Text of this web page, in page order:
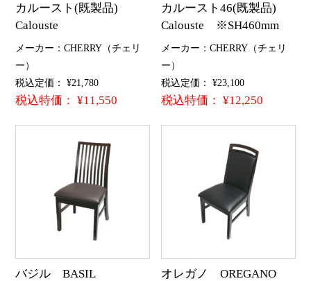
カルースト(既製品)
Calouste
メーカー：CHERRY（チェリ
ー）
税込定価： ¥21,780
税込特価： ¥11,550
カルースト46(既製品)
Calouste ※SH460mm
メーカー：CHERRY（チェリ
ー）
税込定価： ¥23,100
税込特価： ¥12,250
バジル BASIL オレガノ OREGANO